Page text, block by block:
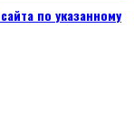
по указанному